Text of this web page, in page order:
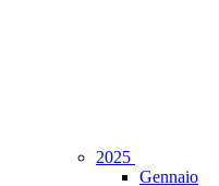
2025
Gennaio